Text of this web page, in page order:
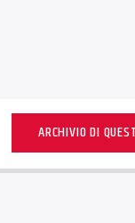
ARCHIVIO DI